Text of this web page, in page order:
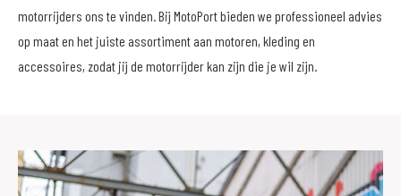
motorrijders ons te vinden. Bij MotoPort bieden we professioneel advies
op maat en het juiste assortiment aan motoren, kleding en
accessoires, zodat jij de motorrijder kan zijn die je wil zijn.